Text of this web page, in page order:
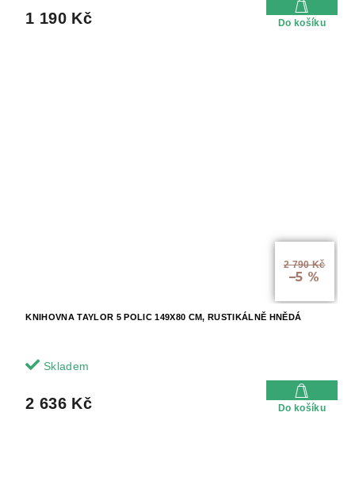
1 190 Kč Do košíku
2 790 Kč
–5 %
KNIHOVNA TAYLOR 5 POLIC 149X80 CM, RUSTIKÁLNĚ HNĚDÁ
Skladem
2 636 Kč Do košíku